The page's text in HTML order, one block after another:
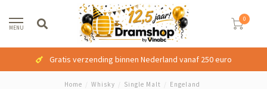
MENU
0
Gratis verzending binnen Nederland vanaf 250 euro
Home Whisky Single Malt Engeland